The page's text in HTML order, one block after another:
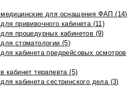
медицинские для оснащения ФАП (14)
прививочного кабинета (11)
процедурных кабинетов (9)
стоматологии (5)
кабинета предрейсовых осмотров
кабинет терапевта (5)
кабинета сестринского дела (3)